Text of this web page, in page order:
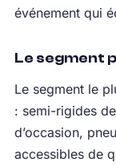
événement qui
Le segment
Le segment le
: semi-rigides
d’occasion,
accessibles de